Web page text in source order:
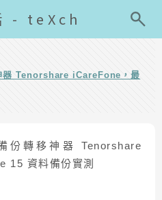
- teXch
器 Tenorshare iCareFone，最